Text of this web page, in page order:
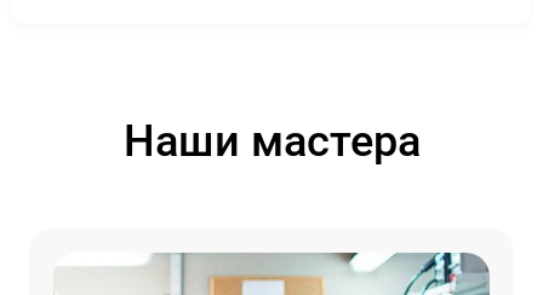
Наши мастера